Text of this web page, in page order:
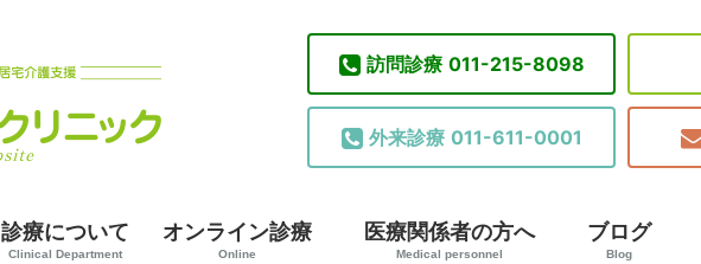
訪問診療 011-215-8098
外来診療 011-611-0001
診療について
Clinical Department
オンライン診療
Online
医療関係者の方へ
Medical personnel
ブログ
Blog